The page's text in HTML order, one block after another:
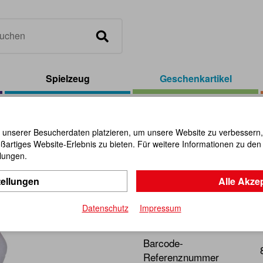
Spielzeug Geschenkartikel
Artikel-Nr.:111552
Süßer Kinderstuhl mit
Barcode-
Referenznummer
Besucherdaten platzieren, um unsere Website zu
Website-Erlebnis zu bieten. Für weitere Informationen zu
Alle
Datenschutz Impressum